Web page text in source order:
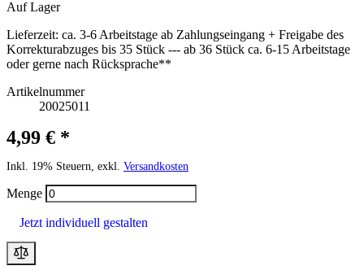
Auf Lager
Lieferzeit: ca. 3-6 Arbeitstage ab Zahlungseingang + Freigabe des
Korrekturabzuges bis 35 Stück --- ab 36 Stück ca. 6-15 Arbeitstage
oder gerne nach Rücksprache**
Artikelnummer
20025011
4,99 € *
Inkl. 19% Steuern, exkl. Versandkosten
Menge
Jetzt individuell gestalten